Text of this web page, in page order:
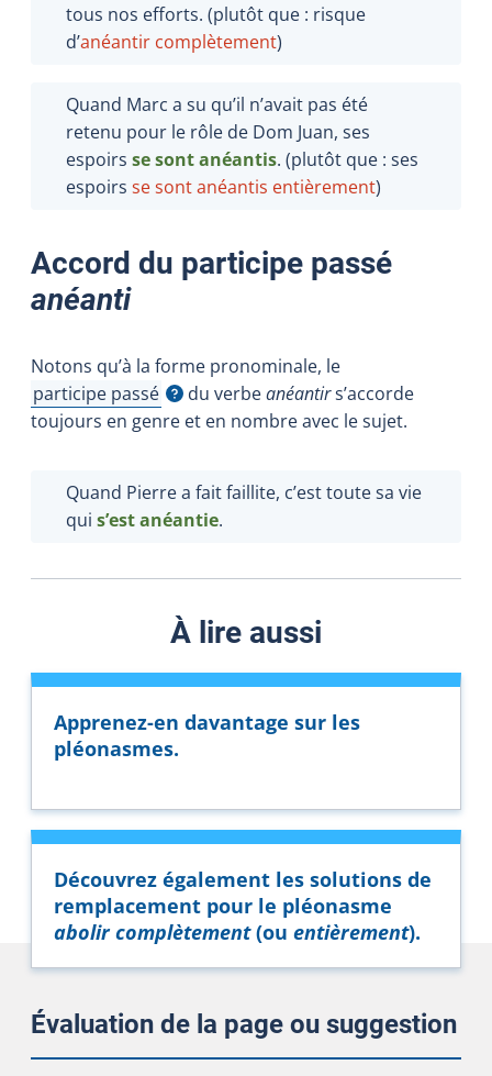
tous nos efforts. (plutôt que : risque
d’anéantir complètement)
Quand Marc a su qu’il n’avait pas été
retenu pour le rôle de Dom Juan, ses
espoirs se sont anéantis. (plutôt que : ses
espoirs se sont anéantis entièrement)
Accord du participe passé
anéanti
Notons qu’à la forme pronominale, le
participe passé
Afficher l'infobulledu verbeanéantirs’accorde
toujours en genre et en nombre avec le sujet.
Quand Pierre a fait faillite, c’est toute sa vie
qui s’est anéantie.
À lire aussi
Apprenez-en davantage sur les
pléonasmes.
Découvrez également les solutions de
remplacement pour le pléonasme
abolir complètement(ou entièrement).
Évaluation de la page ou suggestion